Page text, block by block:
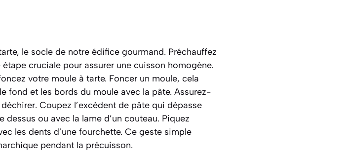
le socle de notre édifice gourmand. Préchauffez
cruciale pour assurer une cuisson homogène.
votre moule à tarte. Foncer un moule, cela
fond et les bords du moule avec la pâte. Assurez-
Coupez l’excédent de pâte qui dépasse
ou avec la lame d’un couteau. Piquez
les dents d’une fourchette. Ce geste simple
pendant la précuisson.